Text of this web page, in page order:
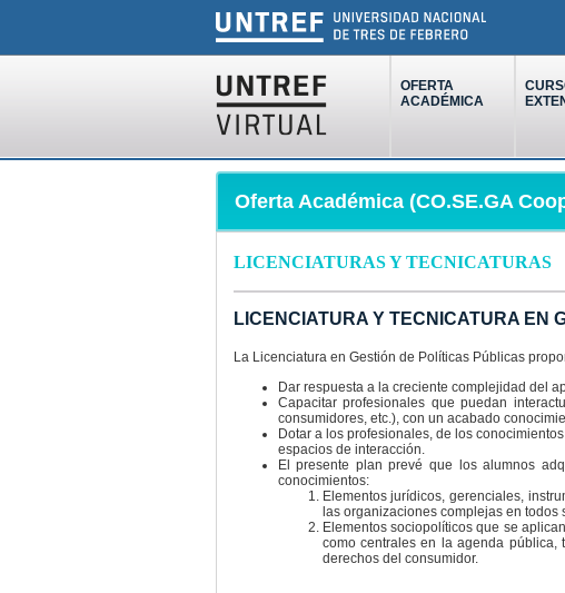
OFERTA
ACADÉMICA
Oferta Académica (CO.SE.GA
LICENCIATURAS Y TECNICATURAS
LICENCIATURA Y TECNICATURA EN
La Licenciatura en Gestión de Políticas Públicas
Dar respuesta a la creciente complejidad del
Capacitar profesionales que puedan
consumidores, etc.), con un acabado
Dotar a los profesionales, de los
espacios de interacción.
El presente plan prevé que los alumnos
conocimientos:
Elementos jurídicos, gerenciales,
las organizaciones complejas en
Elementos sociopolíticos que se
como centrales en la agenda pública,
derechos del consumidor.